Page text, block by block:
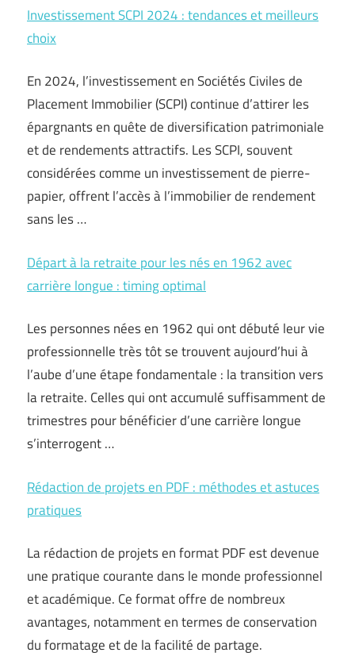
Investissement SCPI 2024 : tendances et meilleurs
choix
En 2024, l’investissement en Sociétés Civiles de
Placement Immobilier (SCPI) continue d’attirer les
épargnants en quête de diversification patrimoniale
et de rendements attractifs. Les SCPI, souvent
considérées comme un investissement de pierre-
papier, offrent l’accès à l’immobilier de rendement
sans les …
Départ à la retraite pour les nés en 1962 avec
carrière longue : timing optimal
Les personnes nées en 1962 qui ont débuté leur vie
professionnelle très tôt se trouvent aujourd’hui à
l’aube d’une étape fondamentale : la transition vers
la retraite. Celles qui ont accumulé suffisamment de
trimestres pour bénéficier d’une carrière longue
s’interrogent …
Rédaction de projets en PDF : méthodes et astuces
pratiques
La rédaction de projets en format PDF est devenue
une pratique courante dans le monde professionnel
et académique. Ce format offre de nombreux
avantages, notamment en termes de conservation
du formatage et de la facilité de partage.